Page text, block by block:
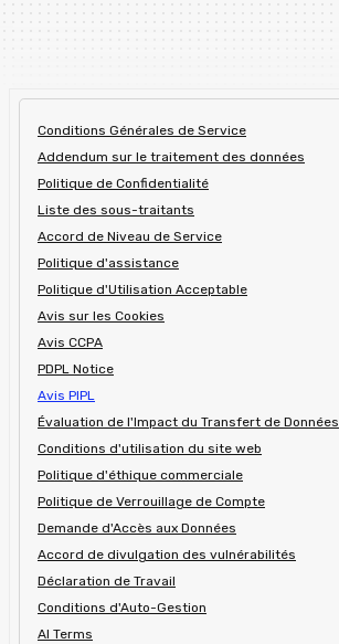
Conditions Générales de Service
Addendum sur le traitement des données
Politique de Confidentialité
Liste des sous-traitants
Accord de Niveau de Service
Politique d'assistance
Politique d'Utilisation Acceptable
Avis sur les Cookies
Avis CCPA
PDPL Notice
Avis PIPL
Évaluation de l'Impact du Transfert de Données
Conditions d'utilisation du site web
Politique d'éthique commerciale
Politique de Verrouillage de Compte
Demande d'Accès aux Données
Accord de divulgation des vulnérabilités
Déclaration de Travail
Conditions d'Auto-Gestion
AI Terms